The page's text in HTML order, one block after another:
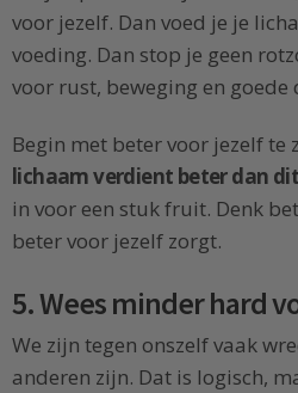
voor jezelf. Dan voed je je
voeding. Dan stop je geen
voor rust, beweging en
Begin met beter voor jezelf te
lichaam verdient beter dan
in voor een stuk fruit. Denk
beter voor jezelf zorgt.
5. Wees minder hard
We zijn tegen onszelf vaak
anderen zijn. Dat is logisch,